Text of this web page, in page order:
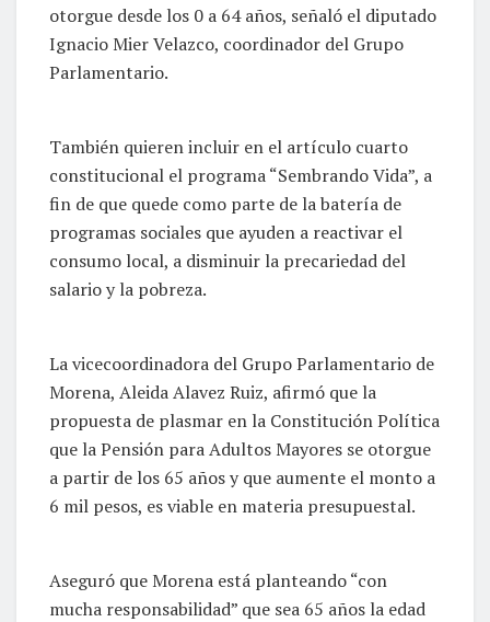
otorgue desde los 0 a 64 años, señaló el diputado
Ignacio Mier Velazco, coordinador del Grupo
Parlamentario.
También quieren incluir en el artículo cuarto
constitucional el programa “Sembrando Vida”, a
fin de que quede como parte de la batería de
programas sociales que ayuden a reactivar el
consumo local, a disminuir la precariedad del
salario y la pobreza.
La vicecoordinadora del Grupo Parlamentario de
Morena, Aleida Alavez Ruiz, afirmó que la
propuesta de plasmar en la Constitución Política
que la Pensión para Adultos Mayores se otorgue
a partir de los 65 años y que aumente el monto a
6 mil pesos, es viable en materia presupuestal.
Aseguró que Morena está planteando “con
mucha responsabilidad” que sea 65 años la edad